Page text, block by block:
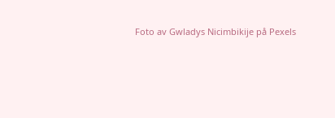
Foto av Gwladys Nicimbikijepå Pexels